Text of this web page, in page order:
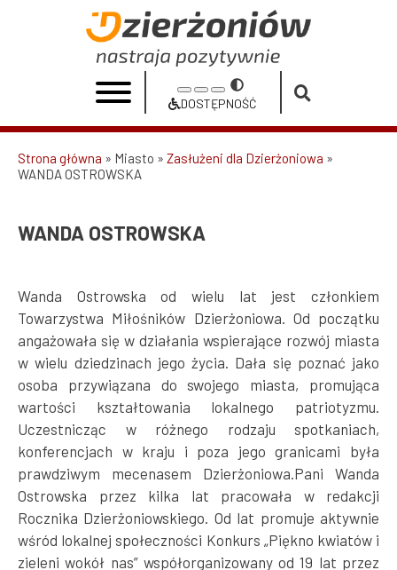
WANDA
OSTROWSKA
Urząd
Miasta
Increase
size
Reset
font
size
Decrease
size
Przełącz
na
Dostępność
DOSTĘPNOŚĆ
Ścieżka
Strona główna Miasto
Zasłużeni dla Dzierżoniowa
WANDA OSTROWSKA
WANDA OSTROWSKA
Wanda Ostrowska od wielu lat jest członkiem
Towarzystwa Miłośników Dzierżoniowa. Od początku
angażowała się w działania wspierające rozwój miasta
w wielu dziedzinach jego życia. Dała się poznać jako
osoba przywiązana do swojego miasta, promująca
wartości kształtowania lokalnego patriotyzmu.
Uczestnicząc w różnego rodzaju spotkaniach,
konferencjach w kraju i poza jego granicami była
prawdziwym mecenasem Dzierżoniowa.Pani Wanda
Ostrowska przez kilka lat pracowała w redakcji
Rocznika Dzierżoniowskiego. Od lat promuje aktywnie
wśród lokalnej społeczności Konkurs „Piękno kwiatów i
zieleni wokół nas” współorganizowany od 19 lat przez